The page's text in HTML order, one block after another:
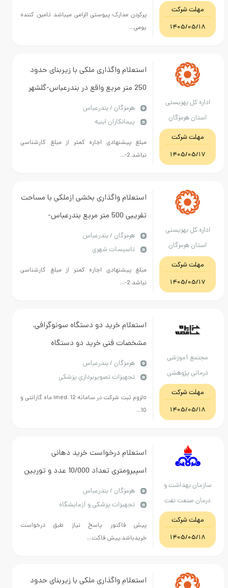
هرمزگان
مهلت شرکت
1405/05/18
تخصیص 10000میلیون ریال است
پرکردن مدارک پیوستی الزامی میباشد تامین کننده
بومی...
اداره کل بهزیستی
استان هرمزگان
مهلت شرکت
1405/05/17
استعلام واگذاری ملکی با زیربنای حدود
250 متر مربع واقع در بندرعباس-گلشهر
جنوبی-کوچه امواج-مرکز توانبخشی چند
معلولیتی( زیر 14 سال) در قالب عقد اجاره
هرمزگان / بندرعباس
پیمانکاران ابنیه
مبلغ پیشنهادی اجاره کمتر از مبلغ کارشناسی
نباشد.2-...
اداره کل بهزیستی
استان هرمزگان
مهلت شرکت
1405/05/17
استعلام واگذاری بخشی ازملکی با مساحت
تقریبی 500 متر مربع بندرعباس-
چهارراه22بهمن-بلوار شهدای محراب-
پشت اداره دخانیات-مجتمع طریق القدس
در قالب عقد اجاره
هرمزگان / بندرعباس
تاسیسات شهری
مبلغ پیشنهادی اجاره کمتر از مبلغ کارشناسی
نباشد.2-...
مجتمع آموزشی
درمانی پژوهشی
پیامبر اعظم ص
مهلت شرکت
1405/05/18
استعلام خرید دو دستگاه سونوگرافی.
مشخصات فنی خرید دو دستگاه
سونوگرافی-اکوکاریوگرافی پرتابل با
قابلیت کالر داپلر
هرمزگان / بندرعباس
تجهیزات تصویربرداری پزشکی
oلزوم ثبت شرکت در سامانه imed. 12 ماه گارانتی و
10...
سازمان بهداشت و
درمان صنعت نفت
مهلت شرکت
1405/05/18
استعلام درخواست خرید دهانی
اسپیرومتری تعداد 10/000 عدد و توربین
بارگذاری شده است.
هرمزگان / بندرعباس
تجهیزات پزشکی و آزمایشگاه
پیش فاکتور پاسخ نیاز طبق درخواست
خریدباشد.پیش فاکت...
استعلام واگذاری ملکی با زیربنای حدود